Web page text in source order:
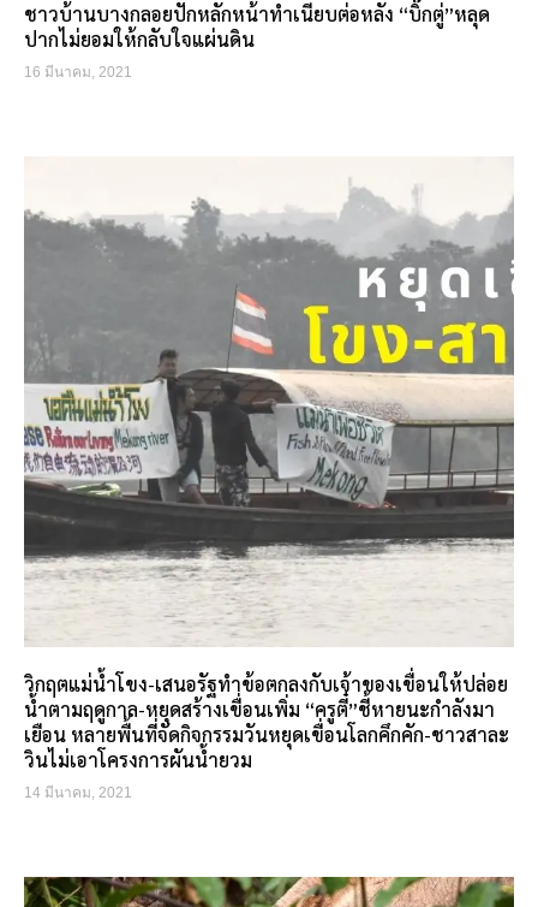
ชาวบ้านบางกลอยปักหลักหน้าทำเนียบต่อหลัง “บิ๊กตู่”หลุด
ปากไม่ยอมให้กลับใจแผ่นดิน
16 มีนาคม, 2021
วิกฤตแม่น้ำโขง-เสนอรัฐทำข้อตกลงกับเจ้าของเขื่อนให้ปล่อย
น้ำตามฤดูกาล-หยุดสร้างเขื่อนเพิ่ม “ครูตี๋”ชี้หายนะกำลังมา
เยือน หลายพื้นที่จัดกิจกรรมวันหยุดเขื่อนโลกคึกคัก-ชาวสาละ
วินไม่เอาโครงการผันน้ำยวม
14 มีนาคม, 2021